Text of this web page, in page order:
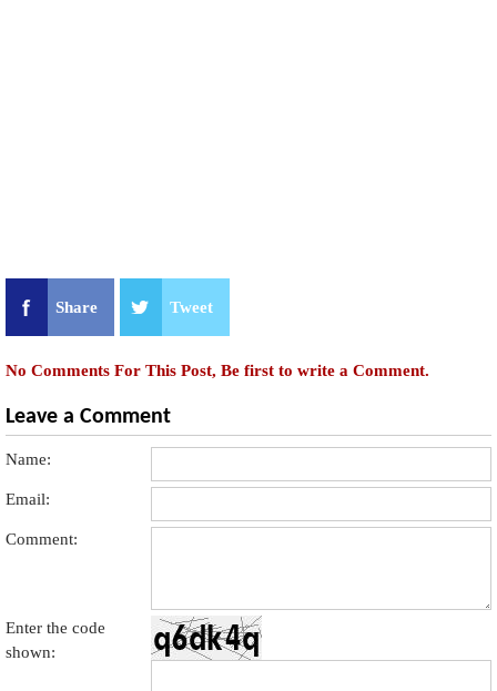
Share Tweet
No Comments For This Post, Be first to write a Comment.
Leave a Comment
Name:
Email:
Comment:
Enter the code
shown: